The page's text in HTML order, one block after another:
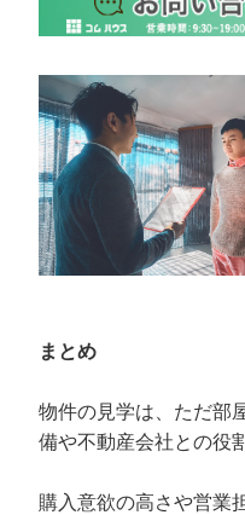
まとめ
物件の見学は、ただ部
備や不動産会社との役
購入意欲の高さや営業